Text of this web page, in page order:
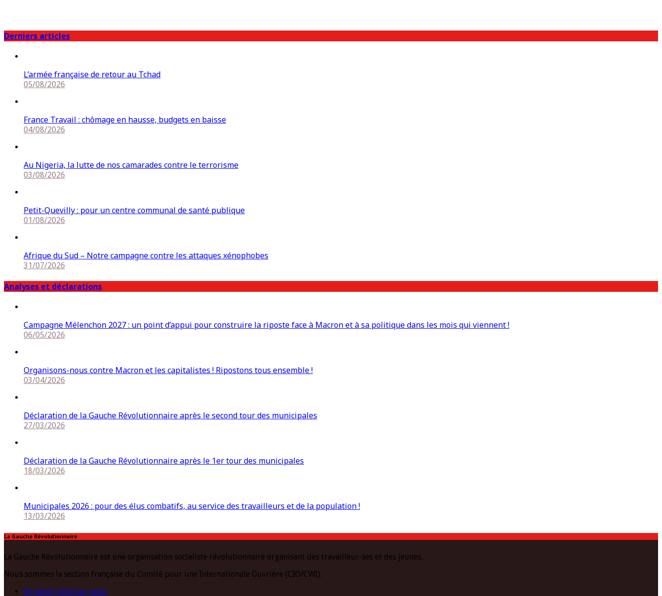
Derniers articles
L’armée française de retour au Tchad
05/08/2026
France Travail : chômage en hausse, budgets en baisse
04/08/2026
Au Nigeria, la lutte de nos camarades contre le terrorisme
03/08/2026
Petit-Quevilly : pour un centre communal de santé publique
01/08/2026
Afrique du Sud – Notre campagne contre les attaques xénophobes
31/07/2026
Analyses et déclarations
Campagne Mélenchon 2027 : un point d’appui pour construire la riposte face à Macron et à sa politique dans les mois qui viennent !
06/05/2026
Organisons-nous contre Macron et les capitalistes ! Ripostons tous ensemble !
03/04/2026
Déclaration de la Gauche Révolutionnaire après le second tour des municipales
27/03/2026
Déclaration de la Gauche Révolutionnaire après le 1er tour des municipales
18/03/2026
Municipales 2026 : pour des élus combatifs, au service des travailleurs et de la population !
13/03/2026
La Gauche Révolutionnaire
La Gauche Révolutionnaire est une organisation socialiste révolutionnaire organisant des travailleur-ses et des jeunes.
Nous sommes la section française du Comité pour une Internationale Ouvrière (CIO/CWI).
En savoir plus sur nous